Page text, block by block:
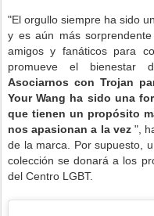
"El orgullo siempre ha sido
y es aún más
amigos y fanáticos para
promueve el bienestar
Asociarnos con Trojan
Your Wang ha sido una
que tienen un propósito
nos apasionan a la vez",
de la marca. Por supuesto,
colección se donará a los
del Centro LGBT.